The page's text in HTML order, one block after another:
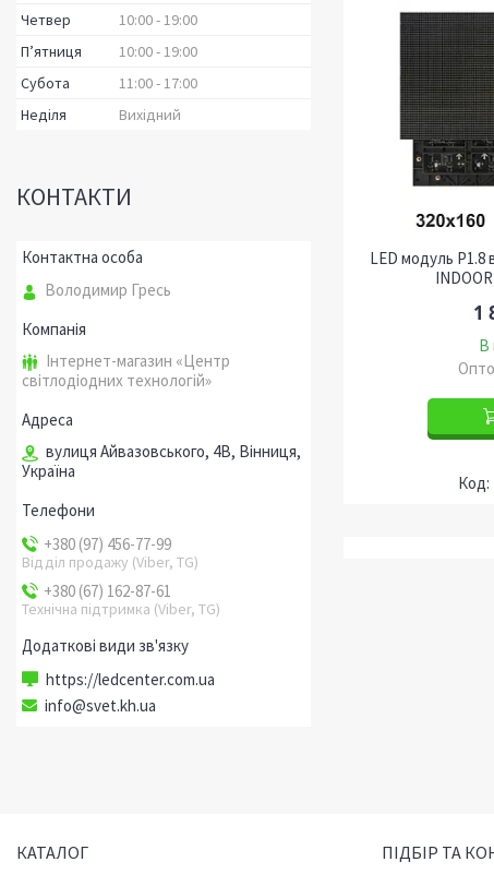
LED модуль P1.8
1
В
Четвер
10:00 19:00
Пʼятниця
10:00 19:00
Субота
11:00 17:00
Неділя
Вихідний
КОНТАКТИ
Володимир Гресь
Інтернет-магазин «Центр
світлодіодних технологій»
вулиця Айвазовського, 4В, Вінниця,
Україна
+380 (97) 456-77-99
Відділ продажу (Viber, TG)
+380 (67) 162-87-61
Технічна підтримка (Viber, TG)
https://ledcenter.com.ua
info@svet.kh.ua
КАТАЛОГ ПІДБІР ТА